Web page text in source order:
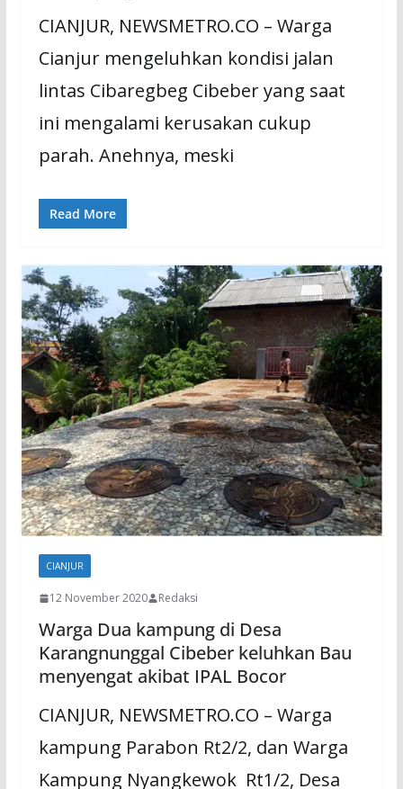
CIANJUR, NEWSMETRO.CO – Warga
Cianjur mengeluhkan kondisi jalan
lintas Cibaregbeg Cibeber yang saat
ini mengalami kerusakan cukup
parah. Anehnya, meski
Read More
CIANJUR
12 November 2020 Redaksi
Warga Dua kampung di Desa
Karangnunggal Cibeber keluhkan Bau
menyengat akibat IPAL Bocor
CIANJUR, NEWSMETRO.CO – Warga
kampung Parabon Rt2/2, dan Warga
Kampung Nyangkewok Rt1/2, Desa